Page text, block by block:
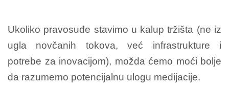
Ukoliko pravosuđe stavimo u kalup tržišta (ne iz
ugla novčanih tokova, već infrastrukture i
potrebe za inovacijom), možda ćemo moći bolje
da razumemo potencijalnu ulogu medijacije.